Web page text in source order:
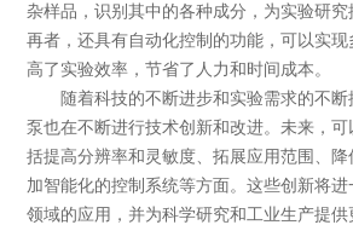
杂样品，识别其中的各种成分，为实验研究
再者，还具有自动化控制的功能，可以实现
高了实验效率，节省了人力和时间成本。
随着科技的不断进步和实验需求的不断
泵也在不断进行技术创新和改进。未来，
括提高分辨率和灵敏度、拓展应用范围、
加智能化的控制系统等方面。这些创新将
领域的应用，并为科学研究和工业生产提供